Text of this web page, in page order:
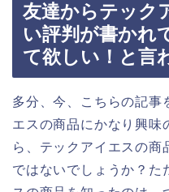
友達からテック
い評判が書かれ
て欲しい！と言
多分、今、こちらの記事
エスの商品にかなり興味
ら、テックアイエスの商
ではないでしょうか？た